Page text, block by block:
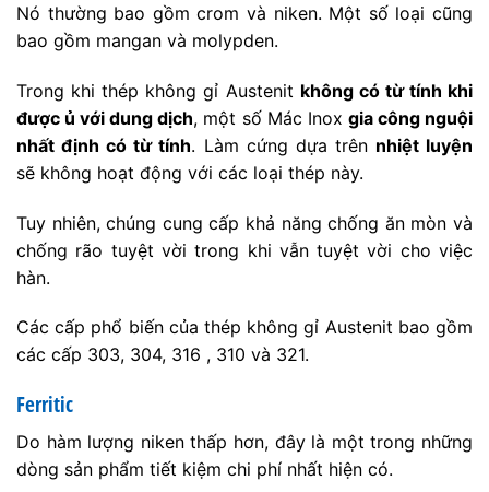
Nó thường bao gồm crom và niken. Một số loại cũng
bao gồm mangan và molypden.
Trong khi thép không gỉ Austenit không có từ tính khi
được ủ với dung dịch, một số Mác Inox gia công nguội
nhất định có từ tính. Làm cứng dựa trên nhiệt luyện
sẽ không hoạt động với các loại thép này.
Tuy nhiên, chúng cung cấp khả năng chống ăn mòn và
chống rão tuyệt vời trong khi vẫn tuyệt vời cho việc
hàn.
Các cấp phổ biến của thép không gỉ Austenit bao gồm
các cấp 303, 304, 316 , 310 và 321.
Ferritic
Do hàm lượng niken thấp hơn, đây là một trong những
dòng sản phẩm tiết kiệm chi phí nhất hiện có.